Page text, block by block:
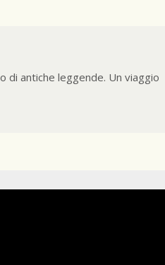
di antiche leggende. Un viaggio